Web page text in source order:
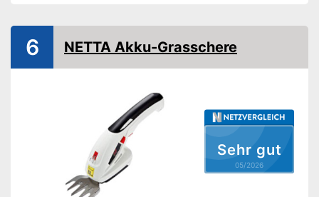
Laufräder
Stumpfe Messer können
Günstige Laufräder für
präzisere Anwendung
Amazon Lieferzeit
Sehr gut
05/2026
6 NETTA Akku-Grasschere